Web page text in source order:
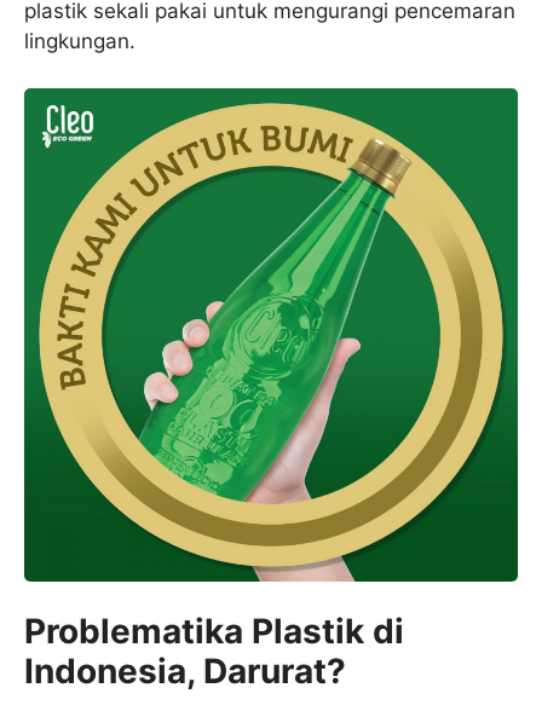
plastik sekali pakai untuk mengurangi pencemaran
lingkungan.
Problematika Plastik di
Indonesia, Darurat?